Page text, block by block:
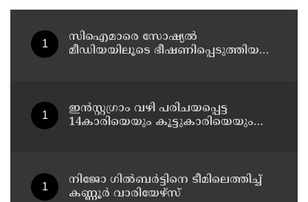
സിഐമാരെ സോഷ്യൽ
മീഡിയയിലൂടെ ഭീഷണിപ്പെടുത്തിയ
ഇൻസ്റ്റഗ്രാം വഴി പരിചയപ്പെട്ട
14കാരിയെയും കൂട്ടുകാരിയെയും
പിടിയിൽ
നിജോ ഗിൽബർട്ടിനെ ടീമിലെത്തിച്ച്
കണ്ണൂർ വാരിയേഴ്സ്